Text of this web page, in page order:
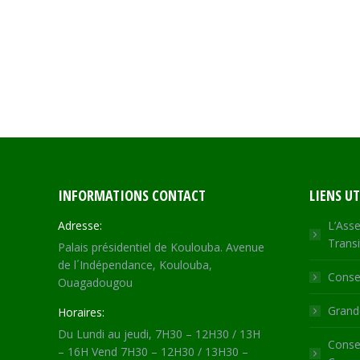
INFORMATIONS CONTACT
Adresse:
Palais présidentiel de Koulouba. Avenue
de l´Indépendance, Koulouba,
Ouagadougou
Horaires:
Du Lundi au jeudi, 7H30 – 12H30 / 13H
– 16H Vend 7H30 – 12H30 / 13H30 –
LIENS